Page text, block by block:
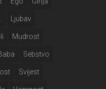
Ljubav
Mudrost
Sebstvo
Svijest